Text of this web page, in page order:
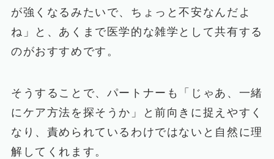
が強くなるみたいで、ちょっと不安なんだよ
ね」と、あくまで医学的な雑学として共有する
のがおすすめです。
そうすることで、パートナーも「じゃあ、一緒
にケア方法を探そうか」と前向きに捉えやすく
なり、責められているわけではないと自然に理
解してくれます。